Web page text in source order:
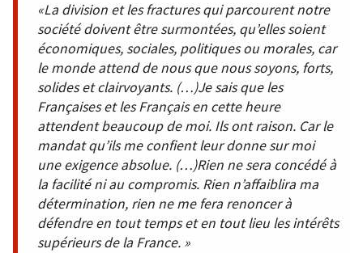
«La division et les fractures qui parcourent notre
société doivent être surmontées, qu’elles soient
économiques, sociales, politiques ou morales, car
le monde attend de nous que nous soyons, forts,
solides et clairvoyants. (…)Je sais que les
Françaises et les Français en cette heure
attendent beaucoup de moi. Ils ont raison. Car le
mandat qu’ils me confient leur donne sur moi
une exigence absolue. (…)Rien ne sera concédé à
la facilité ni au compromis. Rien n’affaiblira ma
détermination, rien ne me fera renoncer à
défendre en tout temps et en tout lieu les intérêts
supérieurs de la France. »